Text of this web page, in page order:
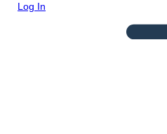
Log In